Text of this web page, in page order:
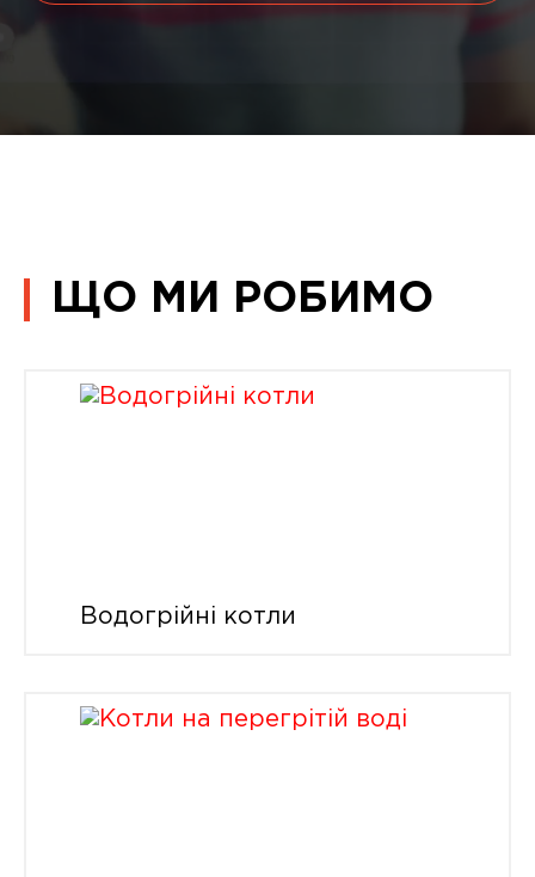
ЩО МИ РОБИМО
Водогрійні котли